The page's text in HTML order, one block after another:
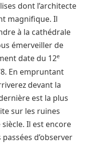
dont l’architecte
magnifique. Il
à la cathédrale
émerveiller de
date du 12e
En empruntant
devant la
est la plus
sur les ruines
Il est encore
d’observer